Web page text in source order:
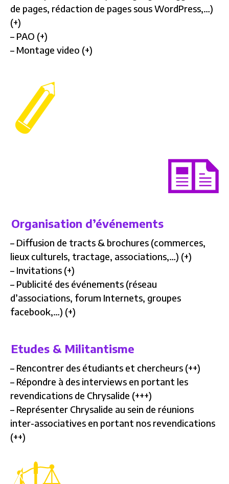
de pages, rédaction de pages sous WordPress,…)
(+)
– PAO (+)
– Montage video (+)
Organisation d’événements
– Diffusion de tracts & brochures (commerces,
lieux culturels, tractage, associations,…) (+)
– Invitations (+)
– Publicité des événements (réseau
d’associations, forum Internets, groupes
facebook,…) (+)
Etudes & Militantisme
– Rencontrer des étudiants et chercheurs (++)
– Répondre à des interviews en portant les
revendications de Chrysalide (+++)
– Représenter Chrysalide au sein de réunions
inter-associatives en portant nos revendications
(++)